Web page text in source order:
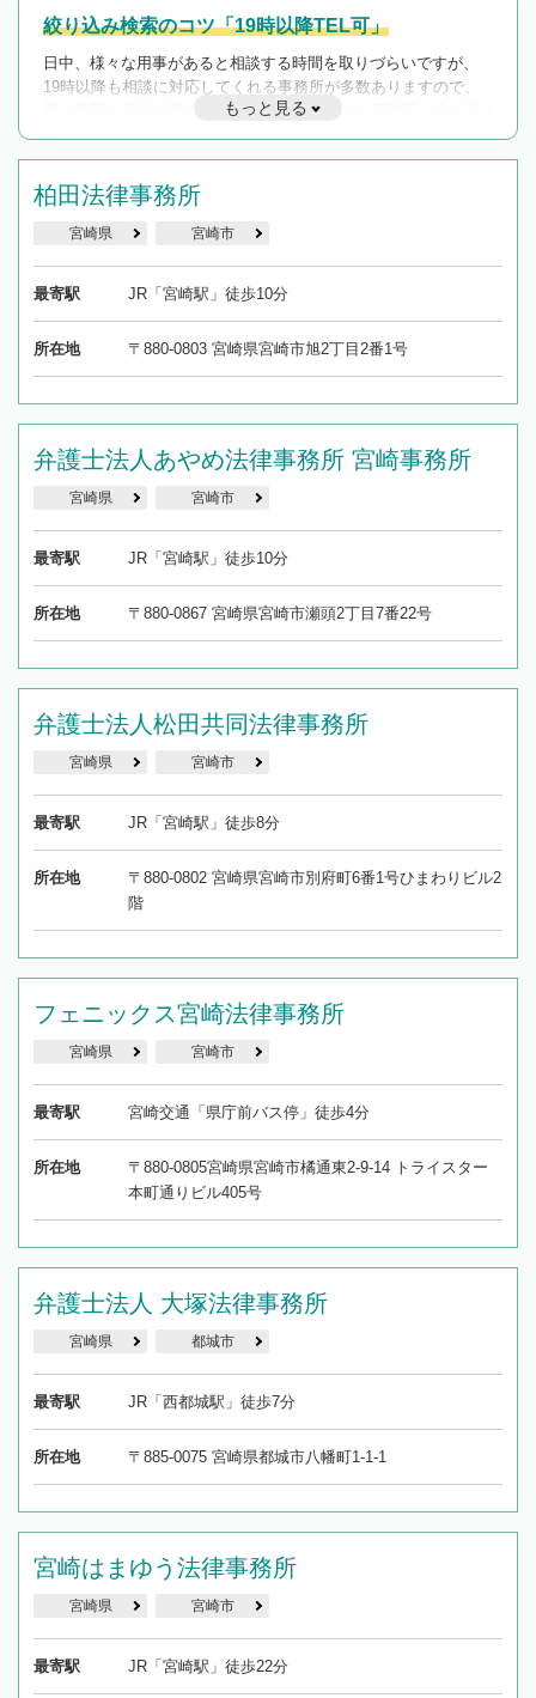
絞り込み検索のコツ「19時以降TEL可」
日中、様々な用事があると相談する時間を取りづらいですが、
19時以降も相談に対応してくれる事務所が多数ありますので、
遅い時間の相談が増えそうな場合はそのような事務所に絞り込
んで検索してみましょう。
もっと見る
柏田法律事務所
宮崎県 宮崎市
最寄駅 JR「宮崎駅」徒歩10分
所在地 〒880-0803 宮崎県宮崎市旭2丁目2番1号
弁護士法人あやめ法律事務所 宮崎事務所
宮崎県 宮崎市
最寄駅 JR「宮崎駅」徒歩10分
所在地 〒880-0867 宮崎県宮崎市瀬頭2丁目7番22号
弁護士法人松田共同法律事務所
宮崎県 宮崎市
最寄駅 JR「宮崎駅」徒歩8分
所在地
〒880-0802 宮崎県宮崎市別府町6番1号ひまわりビル2
階
フェニックス宮崎法律事務所
宮崎県 宮崎市
最寄駅 宮崎交通「県庁前バス停」徒歩4分
所在地
〒880-0805宮崎県宮崎市橘通東2-9-14 トライスター
本町通りビル405号
弁護士法人 大塚法律事務所
宮崎県 都城市
最寄駅 JR「西都城駅」徒歩7分
所在地 〒885-0075 宮崎県都城市八幡町1-1-1
宮崎はまゆう法律事務所
宮崎県 宮崎市
最寄駅 JR「宮崎駅」徒歩22分